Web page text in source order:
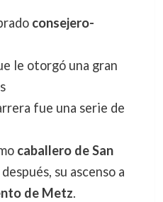
consejero-
le otorgó una gran
fue una serie de
caballero de San
su ascenso a
de Metz.